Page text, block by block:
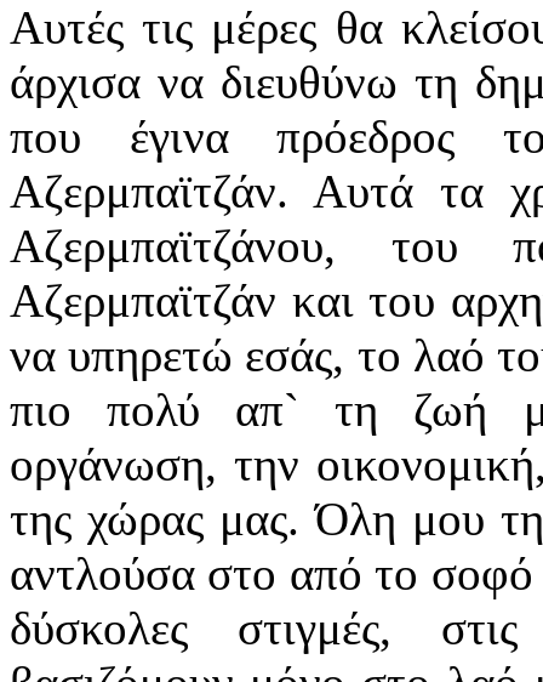
Αυτές τις μέρες θα
άρχισα να διευθύνω τη
που έγινα πρόεδρος
Αζερμπαϊτζάν. Αυτά τα
Αζερμπαϊτζάνου, του
Αζερμπαϊτζάν και του
να υπηρετώ εσάς, το λαό
πιο πολύ απ` τη ζωή
οργάνωση, την
της χώρας μας. Όλη μου
αντλούσα στο από το σοφό
δύσκολες στιγμές,